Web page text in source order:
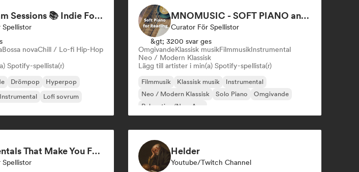
Study Jam Sessions 📚 Indie Folk, Dream Pop & Singer-Songwriter
Spellistor
Bossa novaChill / Lo-fi Hip-Hop
Spotify-spellista(r)
Drömpop
Hyperpop
Instrumental Lofi sovrum
MNOMUSIC - SOFT PIANO and NEO-CLASSICAL
Curator För Spellistor
&gt; 3200 svar ges
OmgivandeKlassisk musikFilmmusikInstrumental
Neo / Modern Klassisk
Lägg till artister i min(a) Spotify-spellista(r)
Filmmusik Klassisk musik
Instrumental
Neo / Modern Klassisk
Solo Piano
Omgivande
Relaxation/New Age
Instrumentals That Make You Feel Like Floating
Spellistor
Helder
Youtube/Twitch Channel